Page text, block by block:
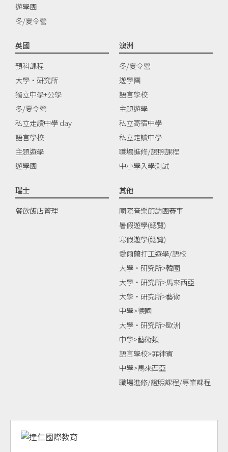
遊學團
冬/夏令營
英國
預科課程
大學‧研究所
獨立中學+公學
冬/夏令營
私立走讀中學 day
語言學校
主題遊學
遊學團
澳洲
冬/夏令營
遊學團
語言學校
主題遊學
私立寄宿中學
私立走讀中學
職場進修/證照課程
中小學入學測試
瑞士
餐飲飯店管理
其他
國際音樂節訪團賽事
暑假遊學(總覽)
寒假遊學(總覽)
愛爾蘭打工遊學/語校
大學‧研究所>韓國
大學‧研究所>馬來西亞
大學‧研究所>藝術
中學>德國
大學‧研究所>歐洲
中學>藝術類
語言學校>菲律賓
中學>馬來西亞
職場進修/證照課程/專業課程